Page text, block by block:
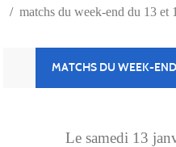
matchs du week-end du 13 et
MATCHS DU WEEK-
Le samedi 13